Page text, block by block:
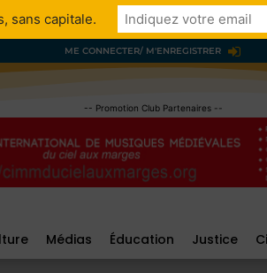
ME CONNECTER/ M'ENREGISTRER
-- Promotion Club Partenaires --
Médias Éducation Justice
sans capitale.